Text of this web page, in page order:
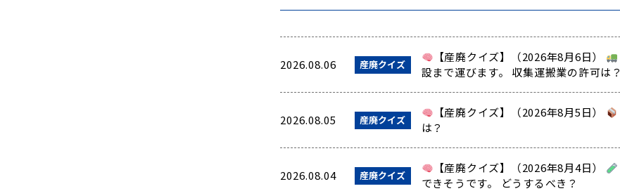
2026.08.06 産廃クイズ 【産廃クイズ】（2026年8月6日）
設まで運びます。 収集運搬業の許可は？
2026.08.05 産廃クイズ 【産廃クイズ】（2026年8月5日）
は？
2026.08.04 産廃クイズ 【産廃クイズ】（2026年8月4日）
できそうです。 どうするべき？